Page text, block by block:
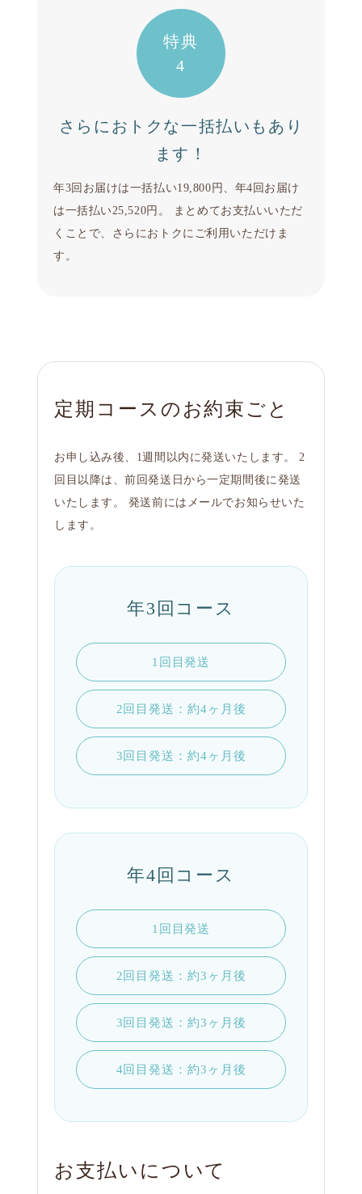
特典
4
さらにおトクな一括払いもあり
ます！
年3回お届けは一括払い19,800円、年4回お届け
は一括払い25,520円。 まとめてお支払いいただ
くことで、さらにおトクにご利用いただけま
す。
定期コースのお約束ごと
お申し込み後、1週間以内に発送いたします。 2
回目以降は、前回発送日から一定期間後に発送
いたします。 発送前にはメールでお知らせいた
します。
年3回コース
1回目発送
2回目発送：約4ヶ月後
3回目発送：約4ヶ月後
年4回コース
1回目発送
2回目発送：約3ヶ月後
3回目発送：約3ヶ月後
4回目発送：約3ヶ月後
お支払いについて